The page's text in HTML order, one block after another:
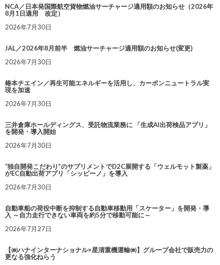
NCA／日本発国際航空貨物燃油サーチャージ適用額のお知らせ（2026年
8月1日適用 改定）
2026年7月30日
JAL／2026年8月前半 燃油サーチャージ適用額のお知らせ(変更)
2026年7月30日
椿本チエイン／再生可能エネルギーを活用し、カーボンニュートラル実
現を加速
2026年7月30日
三井倉庫ホールディングス、受託物流業務に 「生成AI出荷検品アプリ」
を開発・導入開始
2026年7月30日
“独自開発こだわり”のサプリメントでD2C展開する「ウェルモット製薬」
がEC自動出荷アプリ「シッピーノ」を導入
2026年7月30日
自動車船の荷役中断を抑制する自動車移動用「スケーター」を開発・導
入 ～自力走行できない車両を約5分で移動可能に～
2026年7月27日
【㈱ハナインターナショナル×星清重機運輸㈱】グループ会社で販売力の
更なる強化ねらう